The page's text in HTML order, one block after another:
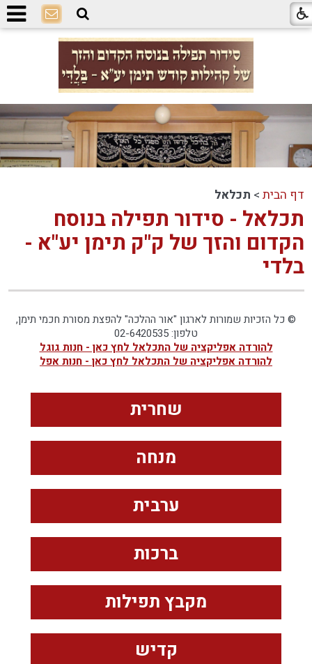
דף הבית > תכלאל
תכלאל - סידור תפילה בנוסח
הקדום והזך של ק"ק תימן יע"א -
בלדי
© כל הזכיות שמורות לארגון "אור ההלכה" להפצת מסורת חכמי תימן,
טלפון: 02-6420535
להורדה אפליקציה של התכלאל לחץ כאן - חנות גוגל
להורדה אפליקציה של התכלאל לחץ כאן - חנות אפל
שחרית
מנחה
ערבית
ברכות
מקבץ תפילות
קדיש